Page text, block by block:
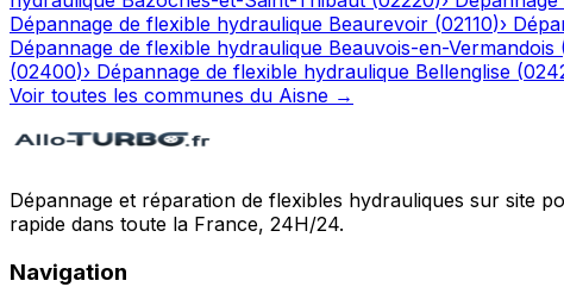
Dépannage de flexible hydraulique Beaurevoir (02110)›
Dépannage de flexible hydraulique Beauvois-en-Vermandois
(02400)› Dépannage de flexible hydraulique Bellenglise (
Voir toutes les communes du Aisne →
Dépannage et réparation de flexibles hydrauliques sur site
rapide dans toute la France, 24H/24.
Navigation